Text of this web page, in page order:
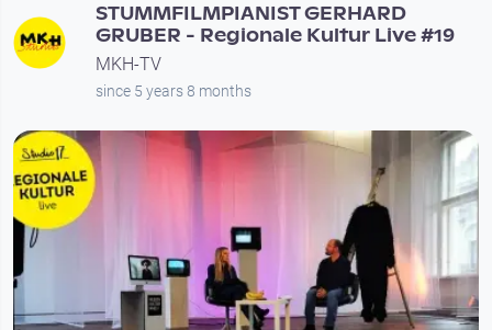
STUMMFILMPIANIST GERHARD
GRUBER - Regionale Kultur Live #19
MKH-TV
since 5 years 8 months